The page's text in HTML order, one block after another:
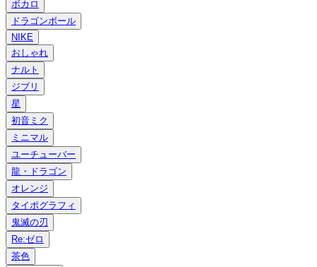
ボカロ
ドラゴンボール
NIKE
おしゃれ
ナルト
ジブリ
星
初音ミク
ミニマル
ユーチューバー
龍・ドラゴン
オレンジ
タイポグラフィ
鬼滅の刃
Re:ゼロ
茶色